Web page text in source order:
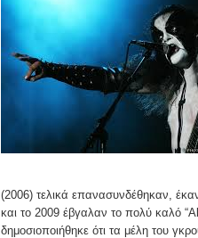
(2006) τελικά επανασυνδέθηκαν,
και το 2009 έβγαλαν το πολύ καλό
δημοσιοποιήθηκε ότι τα μέλη του